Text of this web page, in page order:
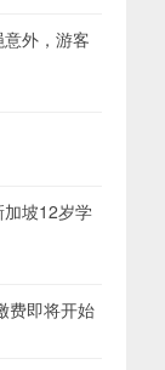
外，游客
坡12岁学
费即将开始